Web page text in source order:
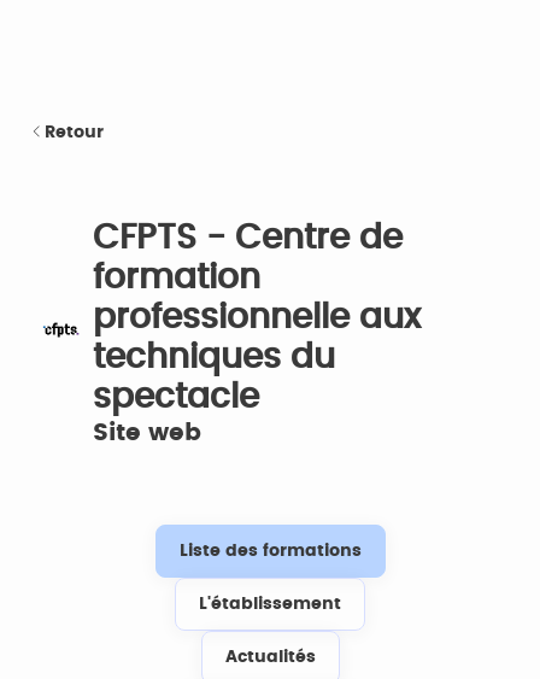
Retour
CFPTS - Centre de
formation
professionnelle aux
techniques du
spectacle
Site web
Liste des formations
L'établissement
Actualités